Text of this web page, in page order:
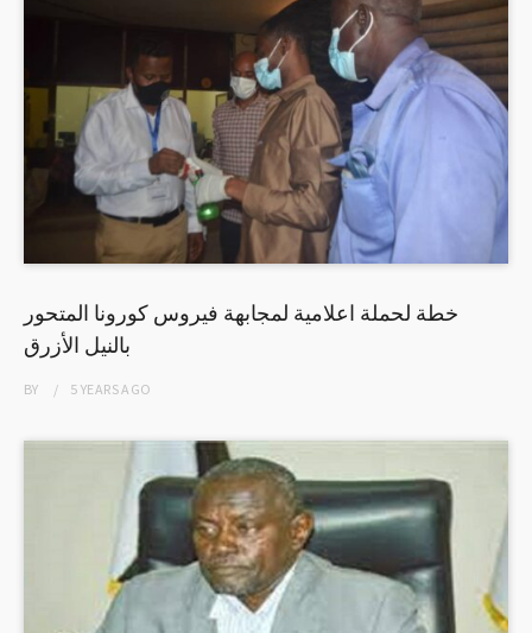
خطة لحملة اعلامية لمجابهة فيروس كورونا المتحور
بالنيل الأزرق
BY 5 YEARSAGO